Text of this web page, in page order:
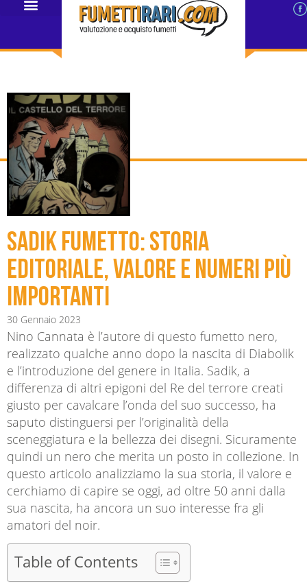
Sadik fumetto: storia
editoriale, valore e numeri più
importanti
30 Gennaio 2023
Nino Cannata è l’autore di questo fumetto nero,
realizzato qualche anno dopo la nascita di Diabolik
e l’introduzione del genere in Italia. Sadik, a
differenza di altri epigoni del Re del terrore creati
giusto per cavalcare l’onda del suo successo, ha
saputo distinguersi per l’originalità della
sceneggiatura e la bellezza dei disegni. Sicuramente
quindi un nero che merita un posto in collezione. In
questo articolo analizziamo la sua storia, il valore e
cerchiamo di capire se oggi, ad oltre 50 anni dalla
sua nascita, ha ancora un suo interesse fra gli
amatori del noir.
Table of Contents